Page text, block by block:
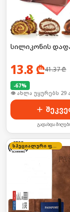
სილიკონის
13.8 ₾41.37₾
-67%
🛒 ბოლო 24სთ-ში
გადახდა
სპეციალური ფასი